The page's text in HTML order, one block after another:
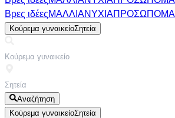
Βρες ιδέεςΜΑΛΛΙΑΝΥΧΙΑΠΡΟΣΩΠΟ
Κούρεμα γυναικείοΣητεία
Αναζήτηση
Κούρεμα γυναικείοΣητεία